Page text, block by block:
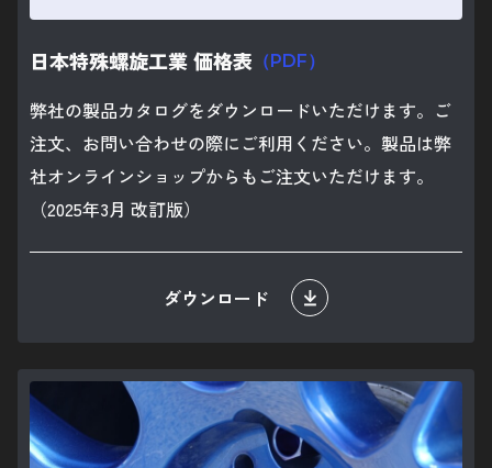
日本特殊螺旋工業 価格表 （PDF）
弊社の製品カタログをダウンロードいただけます。ご
注文、お問い合わせの際にご利用ください。製品は弊
社オンラインショップからもご注文いただけます。
（2025年3月 改訂版）
ダウンロード